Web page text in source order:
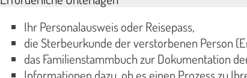
Ihr Personalausweis oder Reisepass,
die Sterbeurkunde der verstorbenen Person
das Familienstammbuch zur Dokumentation
Informationen dazu, ob es einen Prozess zu